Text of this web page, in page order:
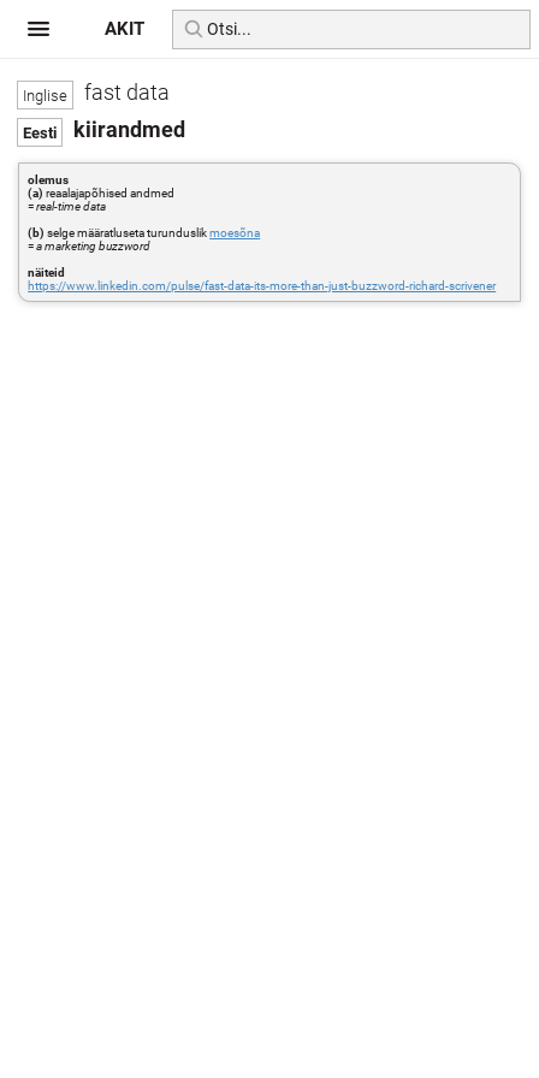
fast data
kiirandmed
olemus
(a) reaalajapõhised andmed
=real-time data
(b) selge määratluseta turunduslikmoesõna
=a marketing buzzword
näiteid
https://www.linkedin.com/pulse/fast-data-its-more-than-just-buzzword-richard-scrivener
AKIT